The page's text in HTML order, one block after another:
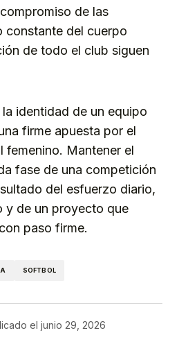
de las
constante del cuerpo
de todo el club siguen
identidad de un equipo
firme apuesta por el
femenino. Mantener el
fase de una competición
del esfuerzo diario,
y de un proyecto que
paso firme.
SOFTBOL
el junio 29, 2026